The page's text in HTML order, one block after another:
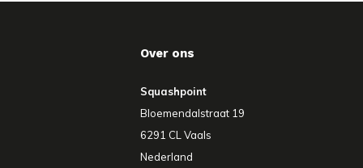
Over ons
Squashpoint
Bloemendalstraat 19
6291 CL Vaals
Nederland